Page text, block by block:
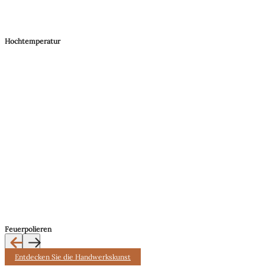
Hochtemperatur
Feuerpolieren
Entdecken Sie die Handwerkskunst